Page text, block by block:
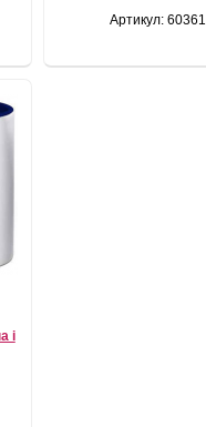
Артикул: 60361
і